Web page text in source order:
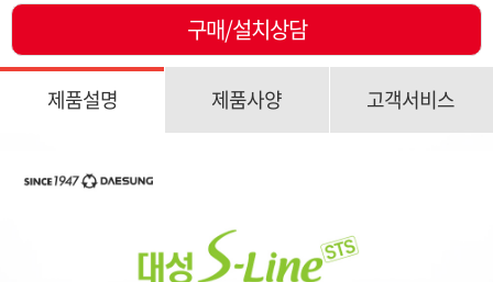
구매/설치상담
제품설명 제품사양 고객서비스